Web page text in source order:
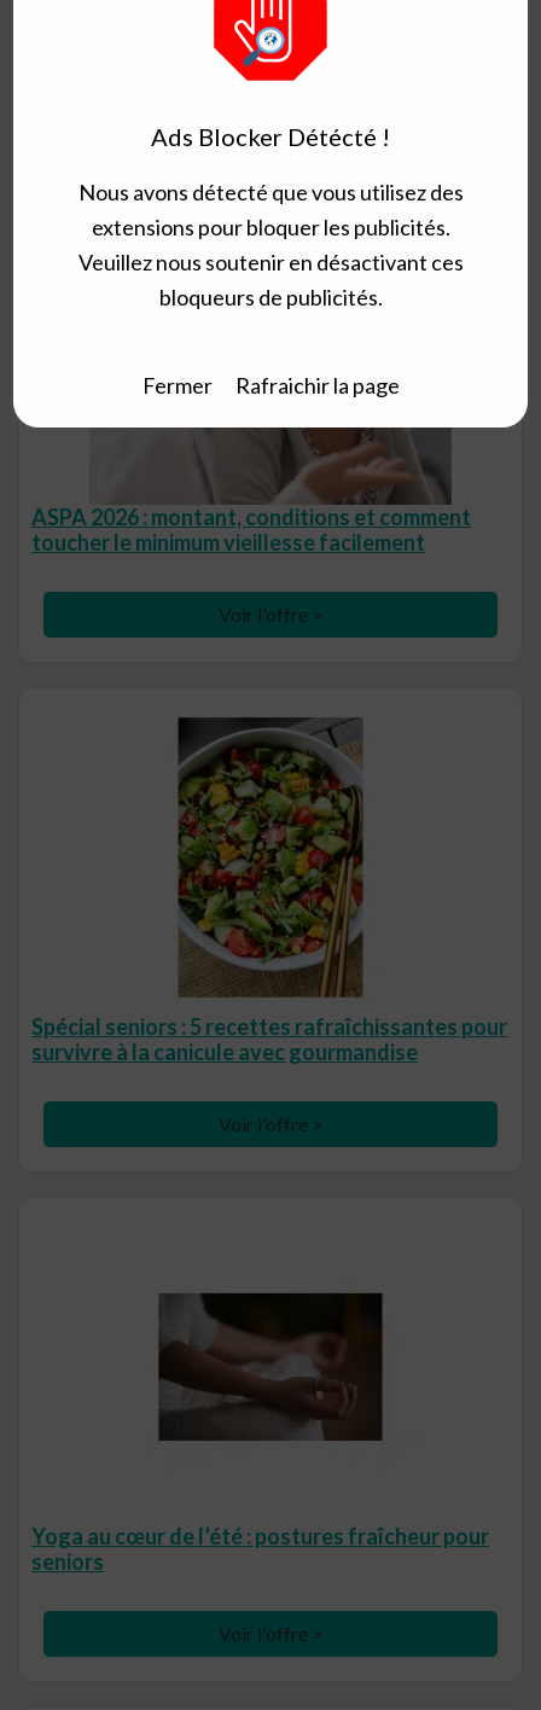
Voir plus de Mon quotidien
Voir l'offre
Vous aimerez aussi :
ASPA 2026 : montant, conditions et comment
toucher le minimum vieillesse facilement
Voir l'offre >
Spécial seniors : 5 recettes rafraîchissantes pour
survivre à la canicule avec gourmandise
Voir l'offre >
Yoga au cœur de l’été : postures fraîcheur pour
seniors
Voir l'offre >
Ads Blocker Détécté !
Nous avons détecté que vous utilisez des
extensions pour bloquer les publicités.
Veuillez nous soutenir en désactivant ces
bloqueurs de publicités.
Fermer Rafraichir la page